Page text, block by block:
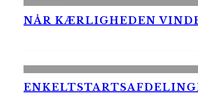
NÅR KÆRLIGHEDEN